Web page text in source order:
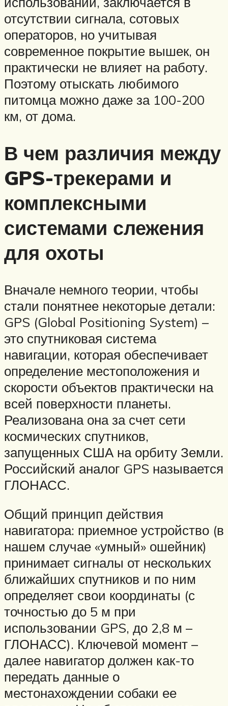
отсутствии сигнала, сотовых
операторов, но учитывая
современное покрытие вышек, он
практически не влияет на работу.
Поэтому отыскать любимого
питомца можно даже за 100-200
км, от дома.
В чем различия между
GPS-трекерами и
комплексными
системами слежения
для охоты
Вначале немного теории, чтобы
стали понятнее некоторые детали:
GPS (Global Positioning System) –
это спутниковая система
навигации, которая обеспечивает
определение местоположения и
скорости объектов практически на
всей поверхности планеты.
Реализована она за счет сети
космических спутников,
запущенных США на орбиту Земли.
Российский аналог GPS называется
ГЛОНАСС.
Общий принцип действия
навигатора: приемное устройство (в
нашем случае «умный» ошейник)
принимает сигналы от нескольких
ближайших спутников и по ним
определяет свои координаты (с
точностью до 5 м при
использовании GPS, до 2,8 м –
ГЛОНАСС). Ключевой момент –
далее навигатор должен как-то
передать данные о
местонахождении собаки ее